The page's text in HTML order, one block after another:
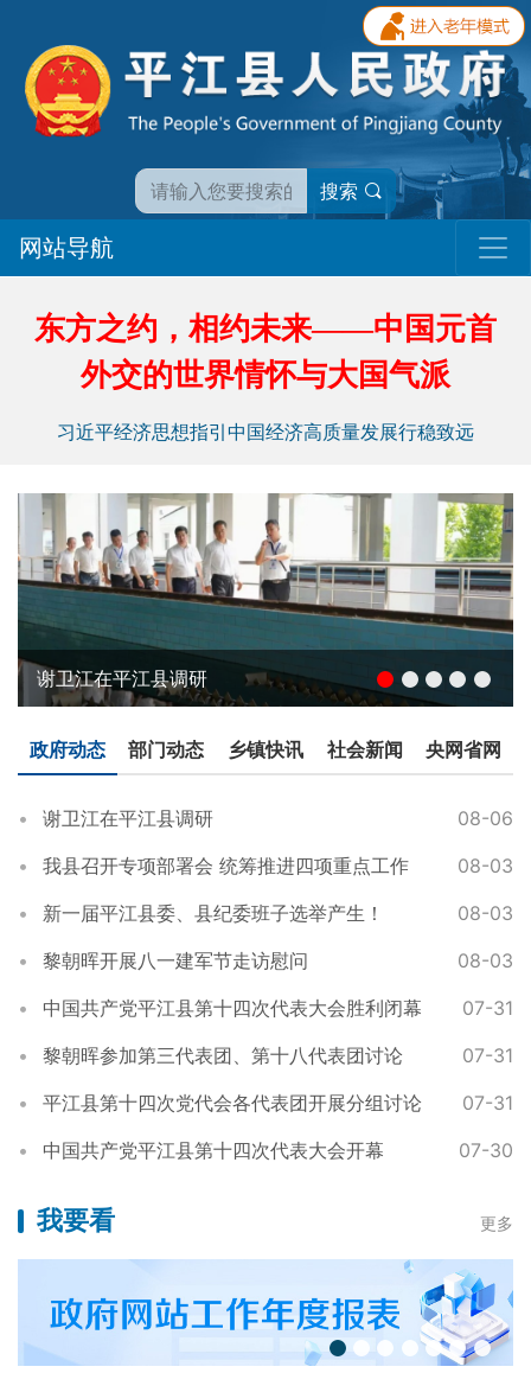
搜索
网站导航
东方之约，相约未来——中国元首
外交的世界情怀与大国气派
习近平经济思想指引中国经济高质量发展行稳致远
谢卫江在平江县调研
政府动态 部门动态 乡镇快讯 社会新闻 央网省网
谢卫江在平江县调研
08-06
我县召开专项部署会 统筹推进四项重点工作
08-03
新一届平江县委、县纪委班子选举产生！
08-03
黎朝晖开展八一建军节走访慰问
08-03
中国共产党平江县第十四次代表大会胜利闭幕
07-31
黎朝晖参加第三代表团、第十八代表团讨论
07-31
平江县第十四次党代会各代表团开展分组讨论
07-31
中国共产党平江县第十四次代表大会开幕
07-30
我要看 更多